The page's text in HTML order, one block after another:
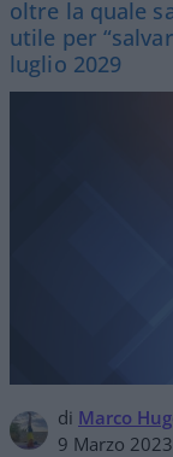
oltre la quale
utile per
luglio 2029
di Marco
9 Marzo